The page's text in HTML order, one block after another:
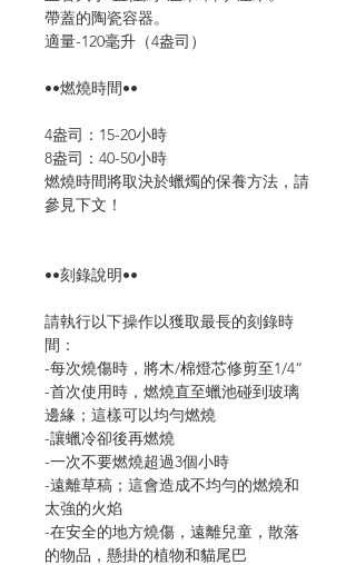
帶蓋的陶瓷容器。
適量-120毫升（4盎司）
••燃燒時間••
4盎司：15-20小時
8盎司：40-50小時
燃燒時間將取決於蠟燭的保養方法，請
參見下文！
••刻錄說明••
請執行以下操作以獲取最長的刻錄時
間：
-每次燒傷時，將木/棉燈芯修剪至1/4“
-首次使用時，燃燒直至蠟池碰到玻璃
邊緣；這樣可以均勻燃燒
-讓蠟冷卻後再燃燒
-一次不要燃燒超過3個小時
-遠離草稿；這會造成不均勻的燃燒和
太強的火焰
-在安全的地方燒傷，遠離兒童，散落
的物品，懸掛的植物和貓尾巴